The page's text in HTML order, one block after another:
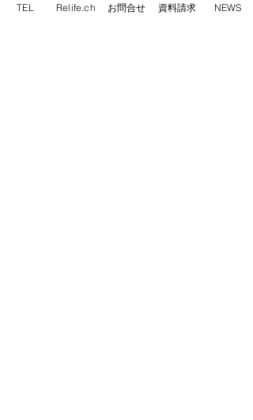
TEL Relife.ch お問合せ 資料請求 NEWS